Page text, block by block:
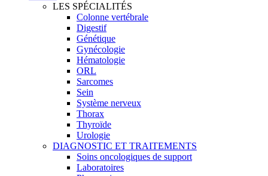
LES SPÉCIALITÉS
Colonne vertébrale
Digestif
Génétique
Gynécologie
Hématologie
ORL
Sarcomes
Sein
Système nerveux
Thorax
Thyroïde
Urologie
DIAGNOSTIC ET TRAITEMENTS
Soins oncologiques de support
Laboratoires